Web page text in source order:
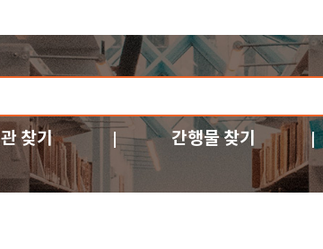
찾기 간행물 찾기